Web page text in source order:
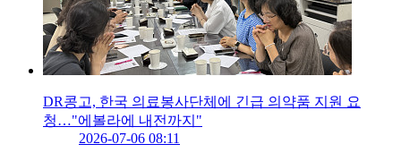
DR콩고, 한국 의료봉사단체에 긴급 의약품 지원 요
청…"에볼라에 내전까지"
2026-07-06 08:11